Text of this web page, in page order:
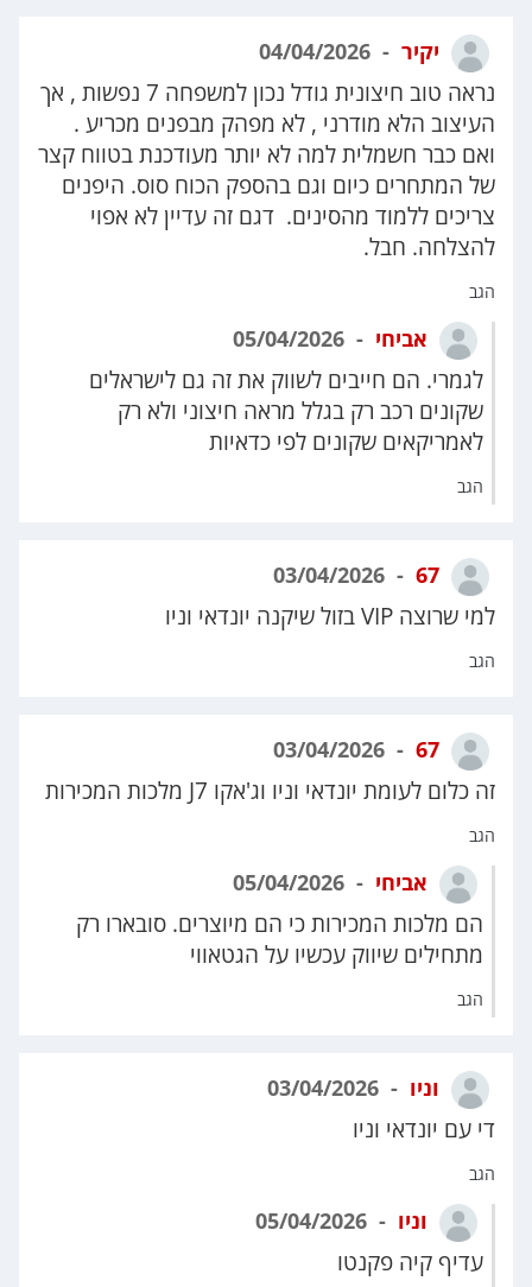
יקיר
נראה טוב חיצונית גודל נכון למשפחה 7 נפשות , אך
העיצוב הלא מודרני , לא מפהק מבפנים מכריע .
ואם כבר חשמלית למה לא יותר מעודכנת בטווח קצר
של המתחרים כיום וגם בהספק הכוח סוס. היפנים
צריכים ללמוד מהסינים. דגם זה עדיין לא אפוי
להצלחה. חבל.
הגב
אביחי
לגמרי. הם חייבים לשווק את זה גם לישראלים
שקונים רכב רק בגלל מראה חיצוני ולא רק
לאמריקאים שקונים לפי כדאיות
הגב
67
למי שרוצה VIP בזול שיקנה יונדאי וניו
הגב
67
זה כלום לעומת יונדאי וניו וג'אקו J7 מלכות המכירות
הגב
אביחי
הם מלכות המכירות כי הם מיוצרים. סובארו רק
מתחילים שיווק עכשיו על הגטאווי
הגב
וניו
די עם יונדאי וניו
הגב
וניו
עדיף קיה פקנטו